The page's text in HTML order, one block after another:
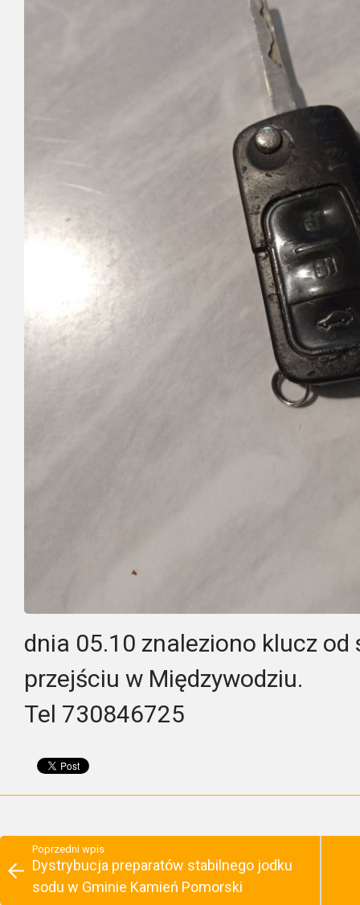
dnia 05.10 znaleziono klucz od
przejściu w Międzywodziu.
Tel 730846725
Poprzedni wpis
Dystrybucja preparatów stabilnego jodku
sodu w Gminie Kamień Pomorski